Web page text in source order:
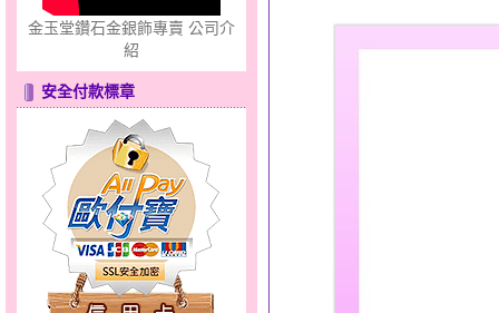
心之舞～金銀鋼套鍊
金玉堂鑽石金銀飾專賣 公司介
紹
安全付款標章